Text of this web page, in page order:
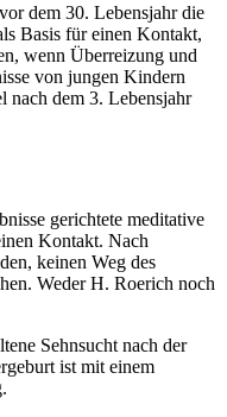
dem 30. Lebensjahr die
Basis für einen Kontakt,
wenn Überreizung und
von jungen Kindern
nach dem 3. Lebensjahr
gerichtete meditative
Kontakt. Nach
keinen Weg des
Weder H. Roerich noch
Sehnsucht nach der
ist mit einem